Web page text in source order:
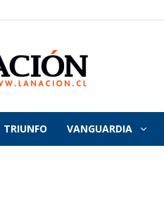
La
TRIUNFO VANGUARDIA